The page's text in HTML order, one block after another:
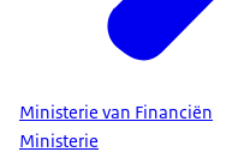
Ministerie van Financiën
Ministerie